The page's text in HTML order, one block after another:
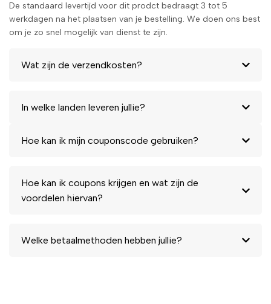
De standaard levertijd voor dit prodct bedraagt 3 tot 5
werkdagen na het plaatsen van je bestelling. We doen ons best
om je zo snel mogelijk van dienst te zijn.
Wat zijn de verzendkosten?
In welke landen leveren jullie?
Hoe kan ik mijn couponscode gebruiken?
Hoe kan ik coupons krijgen en wat zijn de
voordelen hiervan?
Welke betaalmethoden hebben jullie?